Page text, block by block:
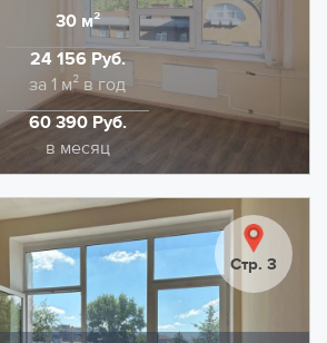
входит в указанную ставку.
отопление и
Область30 м²
Стоимость
24 156 Руб.
за 1 м² в год
Стоимость
60 390 Руб.
в месяц
площадью 29,5 м2 (состоит из
14.9 м2 и 14.6 м2), на 4
класса C. Прямая аренда от
юридический
современных лифта OTIS.
Стр. 3